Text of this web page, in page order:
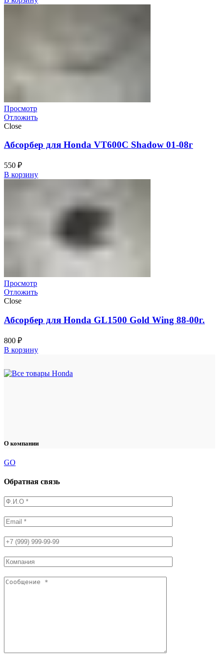
Просмотр
Отложить
Close
Абсорбер для Honda VT600C Shadow 01-08г
550 ₽
В корзину
Просмотр
Отложить
Close
Абсорбер для Honda GL1500 Gold Wing 88-00г.
800 ₽
В корзину
О компании
GO
Обратная связь